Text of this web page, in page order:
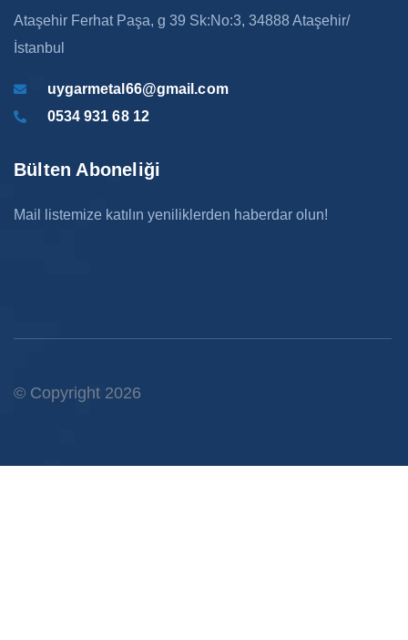
Ataşehir Ferhat Paşa, g 39 Sk:No:3, 34888 Ataşehir/
İstanbul
uygarmetal66@gmail.com
0534 931 68 12
Bülten Aboneliği
Mail listemize katılın yeniliklerden haberdar olun!
© Copyright 2026